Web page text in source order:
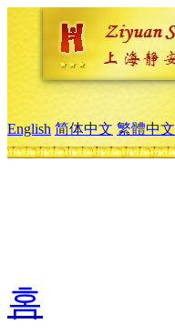
English 简体中文 繁體中文
홈